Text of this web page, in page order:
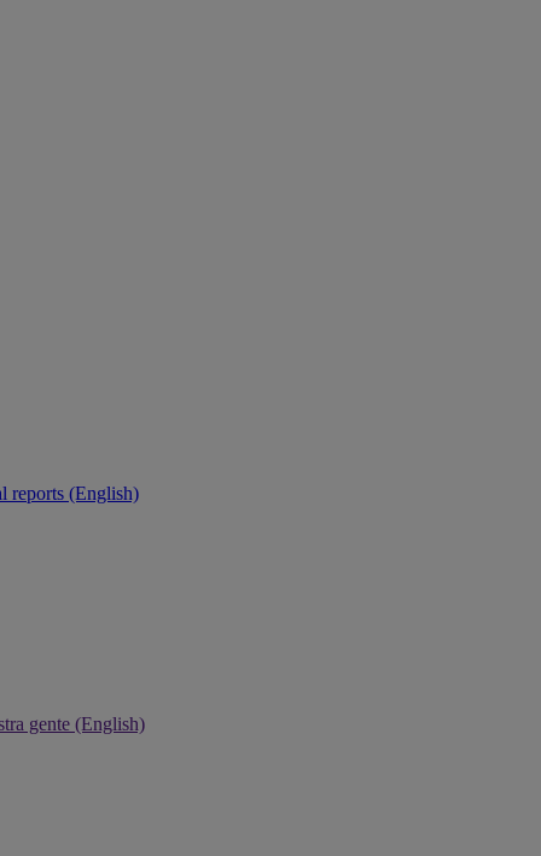
reports (English)
gente (English)